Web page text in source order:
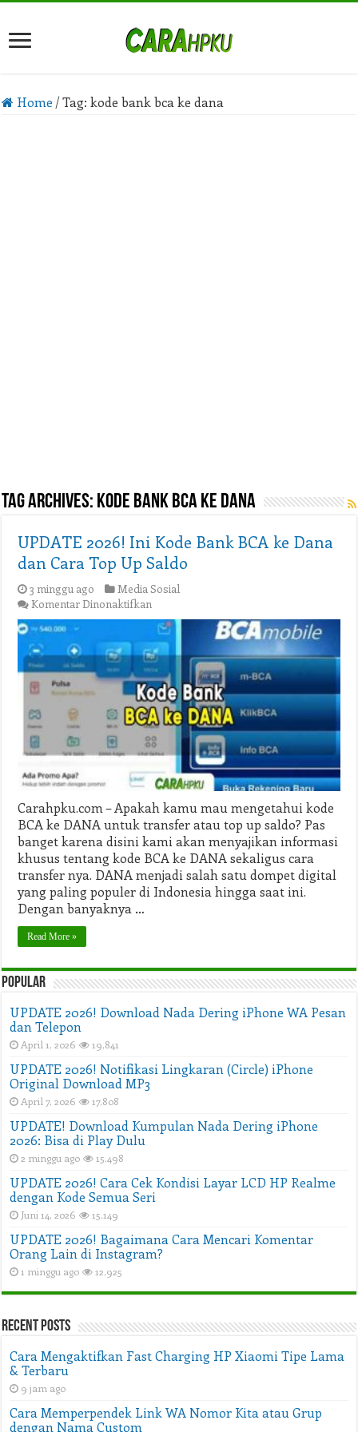
Home / Tag:kode bank bca ke dana
Tag Archives: kode bank bca ke dana
UPDATE 2026! Ini Kode Bank BCA ke Dana
dan Cara Top Up Saldo
3 minggu ago
Media Sosial
Komentar Dinonaktifkan
UPDATE
2026!
Ini
Kode
Bank
BCA
ke
Dana
dan
Cara
Top
Up
Saldo
Carahpku.com – Apakah kamu mau mengetahui kode
BCA ke DANA untuk transfer atau top up saldo? Pas
banget karena disini kami akan menyajikan informasi
khusus tentang kode BCA ke DANA sekaligus cara
transfer nya. DANA menjadi salah satu dompet digital
yang paling populer di Indonesia hingga saat ini.
Dengan banyaknya …
Read More »
Popular
UPDATE 2026! Download Nada Dering iPhone WA Pesan
dan Telepon
April 1, 2026 19,841
UPDATE 2026! Notifikasi Lingkaran (Circle) iPhone
Original Download MP3
April 7, 2026 17,808
UPDATE! Download Kumpulan Nada Dering iPhone
2026: Bisa di Play Dulu
2 minggu ago 15,498
UPDATE 2026! Cara Cek Kondisi Layar LCD HP Realme
dengan Kode Semua Seri
Juni 14, 2026 15,149
UPDATE 2026! Bagaimana Cara Mencari Komentar
Orang Lain di Instagram?
1 minggu ago 12,925
Recent Posts
Cara Mengaktifkan Fast Charging HP Xiaomi Tipe Lama
& Terbaru
9 jam ago
Cara Memperpendek Link WA Nomor Kita atau Grup
dengan Nama Custom